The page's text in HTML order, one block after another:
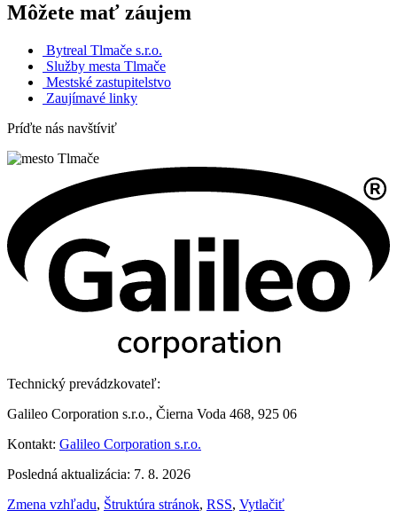
Môžete mať záujem
Bytreal Tlmače s.r.o.
Služby mesta Tlmače
Mestské zastupitelstvo
Zaujímavé linky
Príďte nás navštíviť
Technický prevádzkovateľ:
Galileo Corporation s.r.o., Čierna Voda 468, 925 06
Kontakt: Galileo Corporation s.r.o.
Posledná aktualizácia: 7. 8. 2026
Zmena vzhľadu, Štruktúra stránok, RSS, Vytlačiť